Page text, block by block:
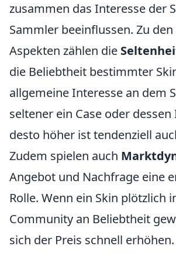
zusammen das Interesse der
Sammler beeinflussen. Zu
Aspekten zählen die
die Beliebtheit bestimmter
allgemeine Interesse an dem
seltener ein Case oder
desto höher ist tendenziell
Zudem spielen auch
Angebot und Nachfrage eine
Rolle. Wenn ein Skin plötzlich
Community an Beliebtheit
sich der Preis schnell erhöhen.